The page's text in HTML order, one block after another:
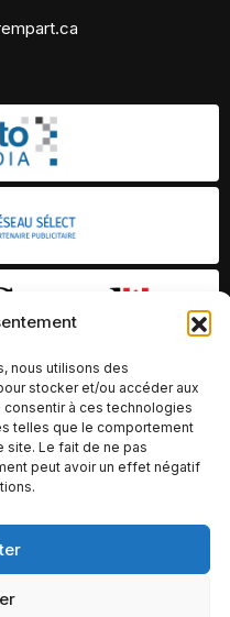
nous utilisons des
stocker et/ou accéder aux
à ces technologies
telles que le comportement
site. Le fait de ne pas
peut avoir un effet négatif
par Chameleon Ideas